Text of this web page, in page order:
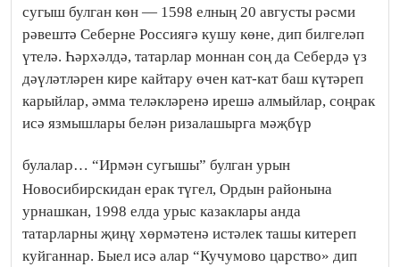
сугыш булган көн — 1598 елның 20 августы рәсми
рәвештә Себерне Россиягә кушу көне, дип билгеләп
үтелә. Һәрхәлдә, татарлар моннан соң да Себердә үз
дәүләтләрен кире кайтару өчен кат-кат баш күтәреп
карыйлар, әмма теләкләренә ирешә алмыйлар, соңрак
исә язмышлары белән ризалашырга мәҗбүр
булалар… “Ирмән сугышы” булган урын
Новосибирскидан ерак түгел, Ордын районына
урнашкан, 1998 елда урыс казаклары анда
татарларны җиңү хөрмәтенә истәлек ташы китереп
куйганнар. Быел исә алар “Кучумово царство» дип